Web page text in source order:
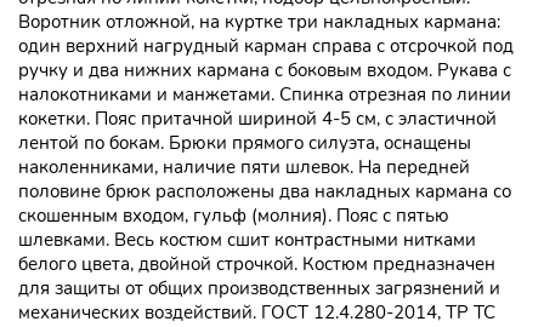
Воротник отложной, на куртке три накладных кармана:
один верхний нагрудный карман справа с отсрочкой под
ручку и два нижних кармана с боковым входом. Рукава с
налокотниками и манжетами. Спинка отрезная по линии
кокетки. Пояс притачной шириной 4-5 см, с эластичной
лентой по бокам. Брюки прямого силуэта, оснащены
наколенниками, наличие пяти шлевок. На передней
половине брюк расположены два накладных кармана со
скошенным входом, гульф (молния). Пояс с пятью
шлевками. Весь костюм сшит контрастными нитками
белого цвета, двойной строчкой. Костюм предназначен
для защиты от общих производственных загрязнений и
механических воздействий. ГОСТ 12.4.280-2014, ТР ТС